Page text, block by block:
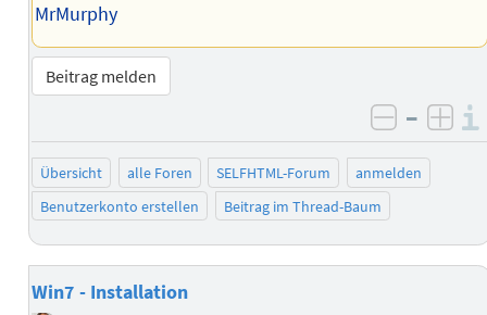
MrMurphy
Beitrag melden
negativ
–
Übersicht alle Foren SELFHTML-Forum
anmelden
Benutzerkonto erstellen
Beitrag im Thread-Baum
Win7 - Installation